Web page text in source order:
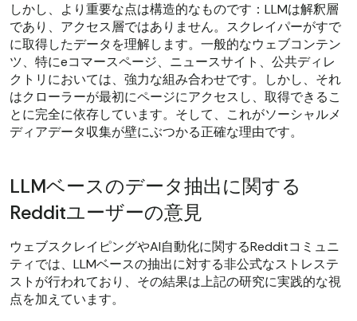
しかし、より重要な点は構造的なものです：LLMは解釈層
であり、アクセス層ではありません。スクレイパーがすで
に取得したデータを理解します。一般的なウェブコンテン
ツ、特にeコマースページ、ニュースサイト、公共ディレ
クトリにおいては、強力な組み合わせです。しかし、それ
はクローラーが最初にページにアクセスし、取得できるこ
とに完全に依存しています。そして、これがソーシャルメ
ディアデータ収集が壁にぶつかる正確な理由です。
LLMベースのデータ抽出に関する
Redditユーザーの意見
ウェブスクレイピングやAI自動化に関するRedditコミュニ
ティでは、LLMベースの抽出に対する非公式なストレステ
ストが行われており、その結果は上記の研究に実践的な視
点を加えています。